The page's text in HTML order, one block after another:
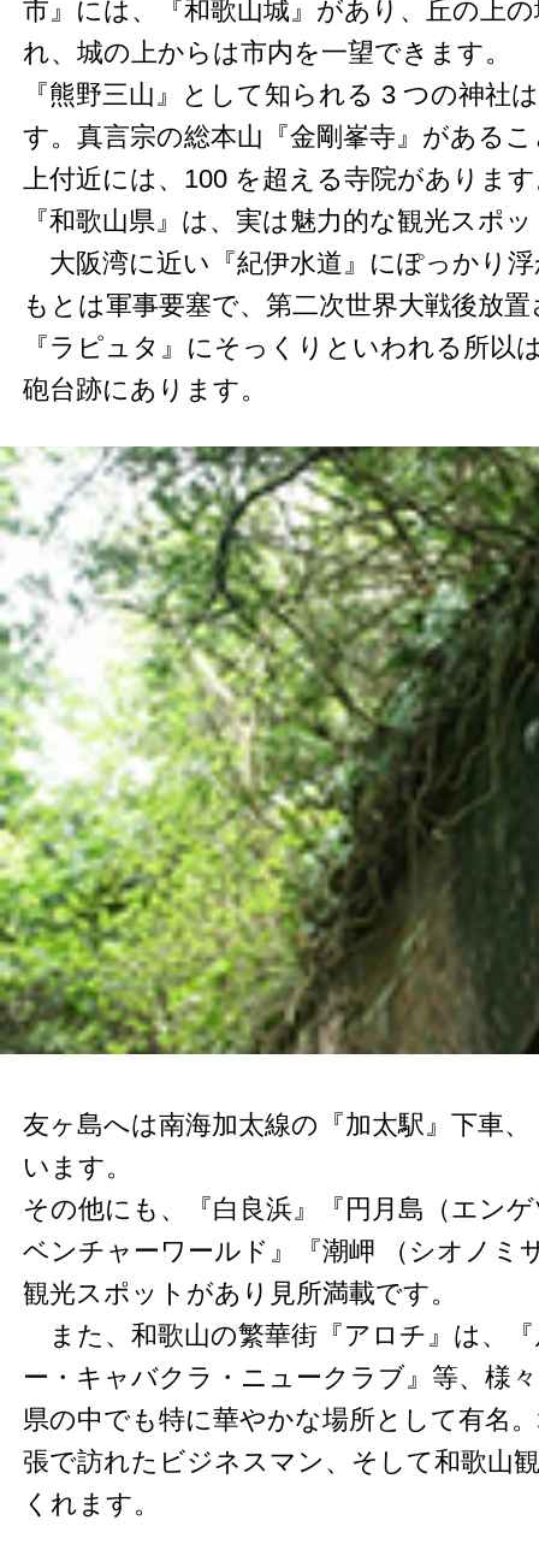
市』には、『和歌山城』があり、丘の上
れ、城の上からは市内を一望できます。
『熊野三山』として知られる 3 つの神社
す。真言宗の総本山『金剛峯寺』がある
上付近には、100 を超える寺院がありま
『和歌山県』は、実は魅力的な観光スポ
大阪湾に近い『紀伊水道』にぽっかり
もとは軍事要塞で、第二次世界大戦後放
『ラピュタ』にそっくりといわれる所以
砲台跡にあります。
友ヶ島へは南海加太線の『加太駅』下車
います。
その他にも、『白良浜』『円月島（エン
ベンチャーワールド』『潮岬 （シオノミ
観光スポットがあり見所満載です。
また、和歌山の繁華街『アロチ』は、
ー・キャバクラ・ニュークラブ』等、様
県の中でも特に華やかな場所として有名
張で訪れたビジネスマン、そして和歌山
くれます。